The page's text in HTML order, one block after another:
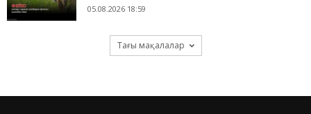
05.08.2026 18:59
Тағы мақалалар